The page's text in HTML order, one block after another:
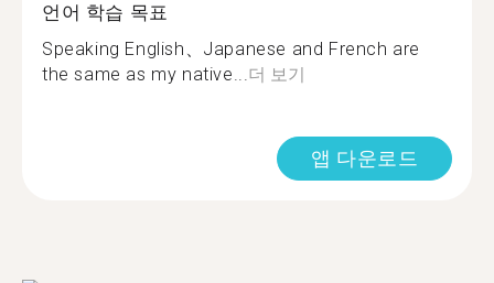
언어 학습 목표
Speaking English、Japanese and French are
the same as my native...더 보기
앱 다운로드